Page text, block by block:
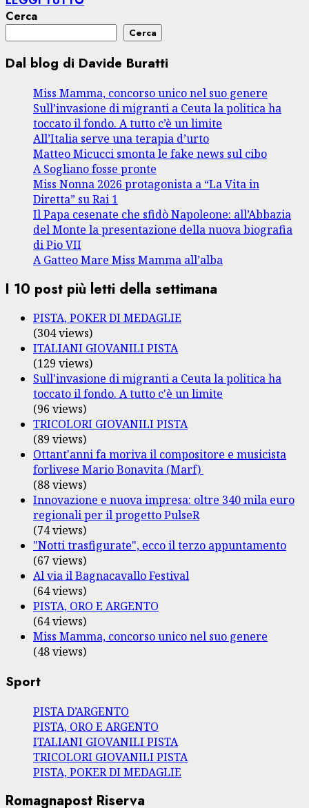
Cerca
Cerca
Dal blog di Davide Buratti
Miss Mamma, concorso unico nel suo genere
Sull’invasione di migranti a Ceuta la politica ha
toccato il fondo. A tutto c’è un limite
All’Italia serve una terapia d’urto
Matteo Micucci smonta le fake news sul cibo
A Sogliano fosse pronte
Miss Nonna 2026 protagonista a “La Vita in
Diretta” su Rai 1
Il Papa cesenate che sfidò Napoleone: all’Abbazia
del Monte la presentazione della nuova biografia
di Pio VII
A Gatteo Mare Miss Mamma all’alba
I 10 post più letti della settimana
PISTA, POKER DI MEDAGLIE
(304 views)
ITALIANI GIOVANILI PISTA
(129 views)
Sull'invasione di migranti a Ceuta la politica ha
toccato il fondo. A tutto c'è un limite
(96 views)
TRICOLORI GIOVANILI PISTA
(89 views)
Ottant'anni fa moriva il compositore e musicista
forlivese Mario Bonavita (Marf)
(88 views)
Innovazione e nuova impresa: oltre 340 mila euro
regionali per il progetto PulseR
(74 views)
"Notti trasfigurate", ecco il terzo appuntamento
(67 views)
Al via il Bagnacavallo Festival
(64 views)
PISTA, ORO E ARGENTO
(64 views)
Miss Mamma, concorso unico nel suo genere
(48 views)
Sport
PISTA D’ARGENTO
PISTA, ORO E ARGENTO
ITALIANI GIOVANILI PISTA
TRICOLORI GIOVANILI PISTA
PISTA, POKER DI MEDAGLIE
Romagnapost Riserva